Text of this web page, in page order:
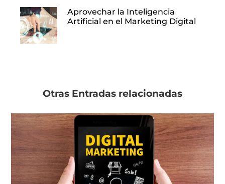
Aprovechar la Inteligencia
Artificial en el Marketing Digital
Otras Entradas relacionadas